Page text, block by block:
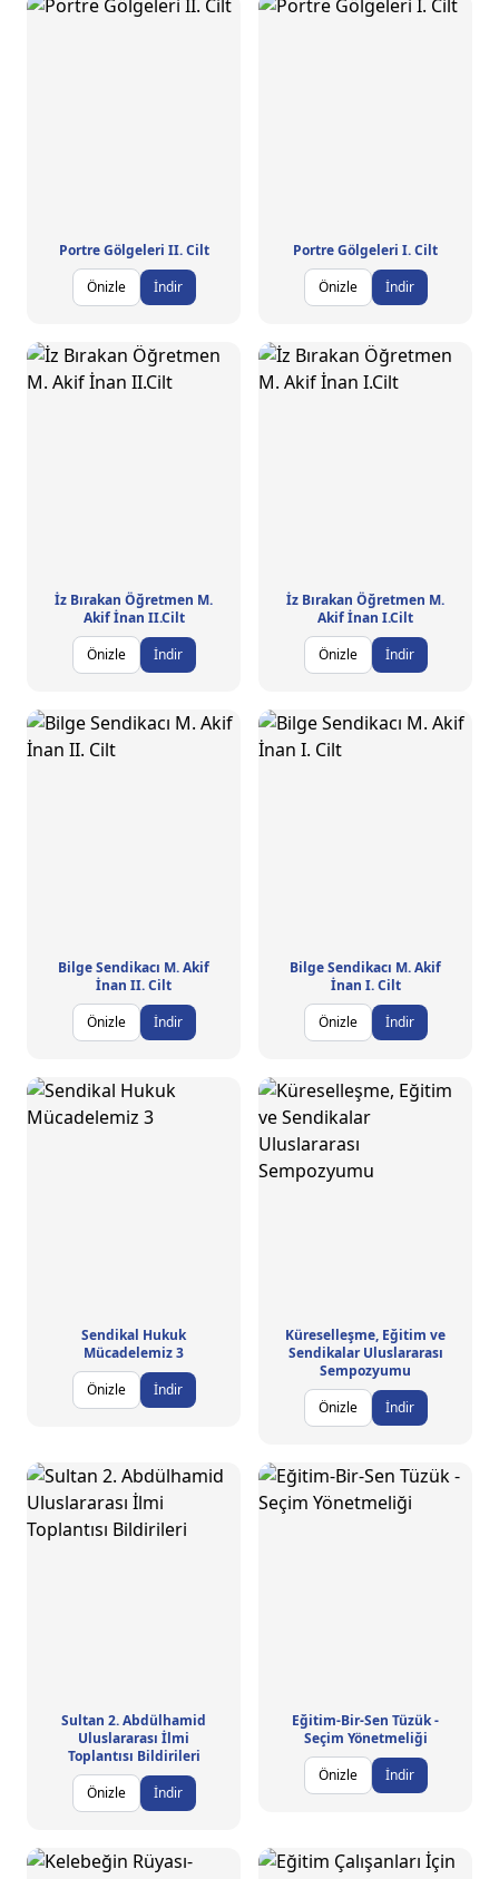
Portre Gölgeleri II. Cilt
Önizle
İndir
Portre Gölgeleri I. Cilt
Önizle
İndir
İz Bırakan Öğretmen M.
Akif İnan II.Cilt
Önizle
İndir
İz Bırakan Öğretmen M.
Akif İnan I.Cilt
Önizle
İndir
Bilge Sendikacı M. Akif
İnan II. Cilt
Önizle
İndir
Bilge Sendikacı M. Akif
İnan I. Cilt
Önizle
İndir
Sendikal Hukuk
Mücadelemiz 3
Önizle
İndir
Küreselleşme, Eğitim ve
Sendikalar Uluslararası
Sempozyumu
Önizle
İndir
Sultan 2. Abdülhamid
Uluslararası İlmi
Toplantısı Bildirileri
Önizle
İndir
Eğitim-Bir-Sen Tüzük -
Seçim Yönetmeliği
Önizle
İndir